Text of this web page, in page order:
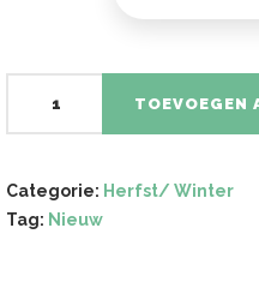
aantal
TOEVOEGEN
Categorie: Herfst/ Winter
Tag: Nieuw